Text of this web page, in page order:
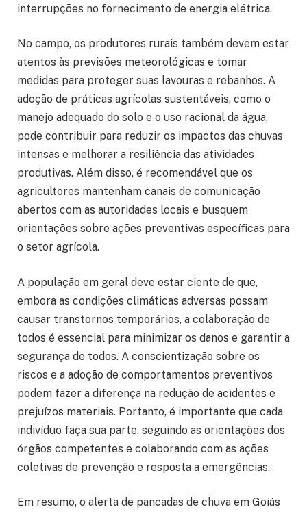
interrupções no fornecimento de energia elétrica.
No campo, os produtores rurais também devem estar
atentos às previsões meteorológicas e tomar
medidas para proteger suas lavouras e rebanhos. A
adoção de práticas agrícolas sustentáveis, como o
manejo adequado do solo e o uso racional da água,
pode contribuir para reduzir os impactos das chuvas
intensas e melhorar a resiliência das atividades
produtivas. Além disso, é recomendável que os
agricultores mantenham canais de comunicação
abertos com as autoridades locais e busquem
orientações sobre ações preventivas específicas para
o setor agrícola.
A população em geral deve estar ciente de que,
embora as condições climáticas adversas possam
causar transtornos temporários, a colaboração de
todos é essencial para minimizar os danos e garantir a
segurança de todos. A conscientização sobre os
riscos e a adoção de comportamentos preventivos
podem fazer a diferença na redução de acidentes e
prejuízos materiais. Portanto, é importante que cada
indivíduo faça sua parte, seguindo as orientações dos
órgãos competentes e colaborando com as ações
coletivas de prevenção e resposta a emergências.
Em resumo, o alerta de pancadas de chuva em Goiás